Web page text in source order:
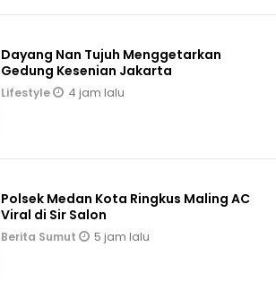
Dayang Nan Tujuh Menggetarkan
Gedung Kesenian Jakarta
Lifestyle 4 jam lalu
Polsek Medan Kota Ringkus Maling AC
Viral di Sir Salon
Berita Sumut 5 jam lalu